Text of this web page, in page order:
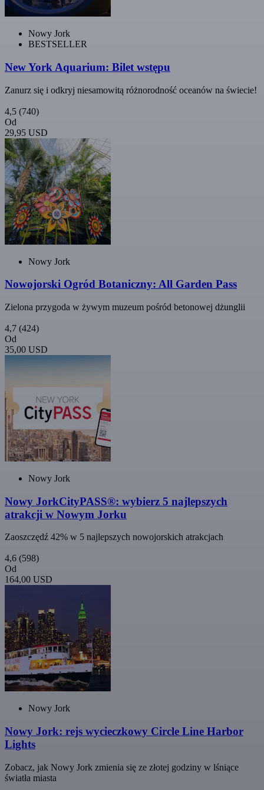
Nowy Jork
BESTSELLER
New York Aquarium: Bilet wstępu
Zanurz się i odkryj niesamowitą różnorodność oceanów na świecie!
4,5 (740)
Od
29,95 USD
Nowy Jork
Nowojorski Ogród Botaniczny: All Garden Pass
Zielona przygoda w żywym muzeum pośród betonowej dżunglii
4,7 (424)
Od
35,00 USD
Nowy Jork
Nowy JorkCityPASS®: wybierz 5 najlepszych
atrakcji w Nowym Jorku
Zaoszczędź 42% w 5 najlepszych nowojorskich atrakcjach
4,6 (598)
Od
164,00 USD
Nowy Jork
Nowy Jork: rejs wycieczkowy Circle Line Harbor
Lights
Zobacz, jak Nowy Jork zmienia się ze złotej godziny w lśniące
światła miasta